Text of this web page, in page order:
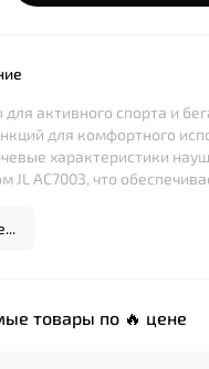
активного спорта и
для комфортного
характеристики
JL AC7003, что
товары по 🔥 цене